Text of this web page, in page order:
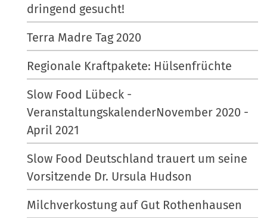
dringend gesucht!
Terra Madre Tag 2020
Regionale Kraftpakete: Hülsenfrüchte
Slow Food Lübeck -
VeranstaltungskalenderNovember 2020 -
April 2021
Slow Food Deutschland trauert um seine
Vorsitzende Dr. Ursula Hudson
Milchverkostung auf Gut Rothenhausen